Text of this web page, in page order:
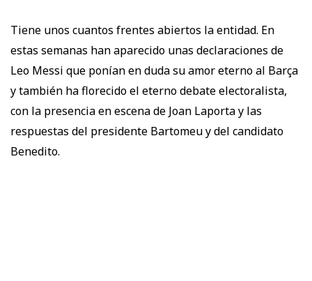
Tiene unos cuantos frentes abiertos la entidad. En
estas semanas han aparecido unas declaraciones de
Leo Messi que ponían en duda su amor eterno al Barça
y también ha florecido el eterno debate electoralista,
con la presencia en escena de Joan Laporta y las
respuestas del presidente Bartomeu y del candidato
Benedito.